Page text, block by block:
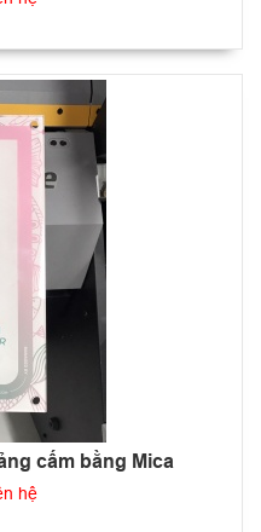
cấm bằng Mica
hệ